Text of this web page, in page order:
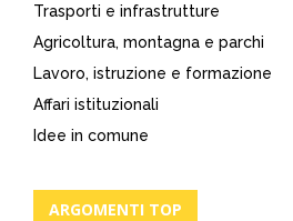
Trasporti e infrastrutture
Agricoltura, montagna e parchi
Lavoro, istruzione e formazione
Affari istituzionali
Idee in comune
ARGOMENTI TOP